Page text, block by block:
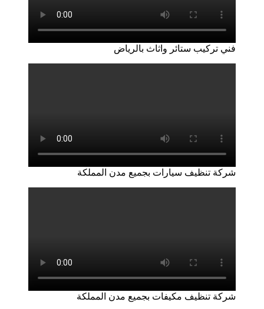
فني تركيب ستائر واثاث بالرياض
شركة تنظيف سيارات بجميع مدن المملكة
شركة تنظيف مكيفات بجميع مدن المملكة